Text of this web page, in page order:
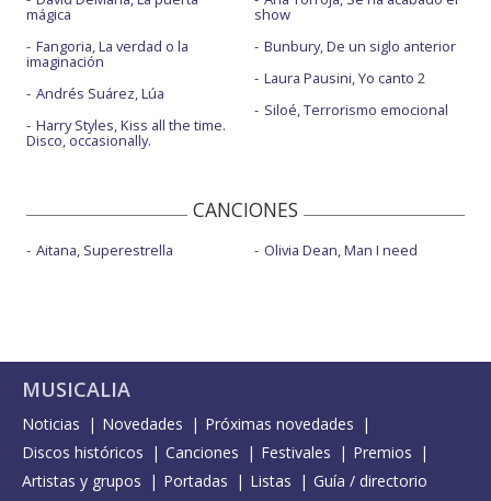
mágica
Fangoria, La verdad o la
imaginación
Andrés Suárez, Lúa
Harry Styles, Kiss all the time.
Disco, occasionally.
show
Bunbury, De un siglo anterior
Laura Pausini, Yo canto 2
Siloé, Terrorismo emocional
CANCIONES
Aitana, Superestrella Olivia Dean, Man I need
MUSICALIA
Noticias Novedades
Próximas novedades
Discos históricos
Canciones Festivales
Premios
Artistas y grupos
Portadas Listas Guía / directorio